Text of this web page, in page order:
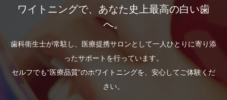
ワイトニングで、あなた史上最高の白い歯
へ。
歯科衛生士が常駐し、医療提携サロンとして一人ひとりに寄り添
ったサポートを行っています。
セルフでも“医療品質”のホワイトニングを、安心してご体験くだ
さい。